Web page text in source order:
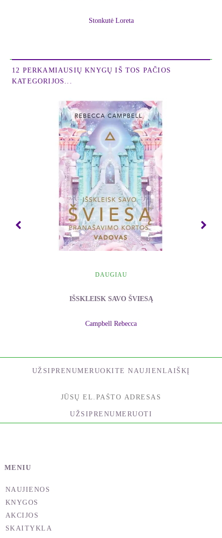
Kretingoje
Stonkutė Loreta
12 PERKAMIAUSIŲ KNYGŲ IŠ TOS PAČIOS
KATEGORIJOS...
DAUGIAU
IŠSKLEISK SAVO ŠVIESĄ
Campbell Rebecca
UŽSIPRENUMERUOKITE NAUJIENLAIŠKĮ
UŽSIPRENUMERUOTI
MENIU
NAUJIENOS
KNYGOS
AKCIJOS
SKAITYKLA